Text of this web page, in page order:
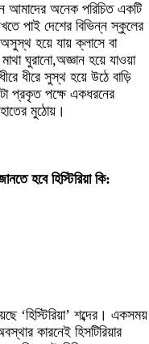
আমাদের অনেক পরিচিত একটি
পাই দেশের বিভিন্ন স্কুলের
হয়ে যায় ক্লাসে বা
ঘুরানো,অজ্ঞান হয়ে যাওয়া
ধীরে সুস্থ হয়ে উঠে বাড়ি
প্রকৃত পক্ষে একধরনের
মুঠোয়।
হবে হিস্টিরিয়া কি:
‘হিস্টিরিয়া’ শব্দের। একসময়
কারনেই হিসটিরিয়ার